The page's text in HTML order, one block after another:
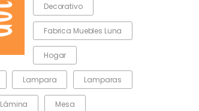
Decorativo
Fabrica Muebles Luna
Hogar
Lampara Lamparas
Lámina Mesa